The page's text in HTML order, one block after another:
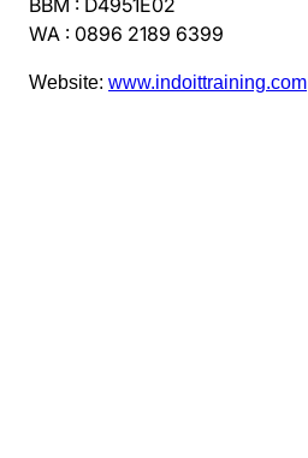
BBM : D4951E02
WA : 0896 2189 6399
Website: www.indoittraining.com